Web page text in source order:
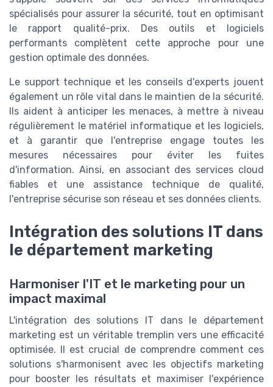
spécialisés pour assurer la sécurité, tout en optimisant
le rapport qualité-prix. Des outils et logiciels
performants complètent cette approche pour une
gestion optimale des données.
Le support technique et les conseils d'experts jouent
également un rôle vital dans le maintien de la sécurité.
Ils aident à anticiper les menaces, à mettre à niveau
régulièrement le matériel informatique et les logiciels,
et à garantir que l'entreprise engage toutes les
mesures nécessaires pour éviter les fuites
d'information. Ainsi, en associant des services cloud
fiables et une assistance technique de qualité,
l'entreprise sécurise son réseau et ses données clients.
Intégration des solutions IT dans
le département marketing
Harmoniser l'IT et le marketing pour un
impact maximal
L'intégration des solutions IT dans le département
marketing est un véritable tremplin vers une efficacité
optimisée. Il est crucial de comprendre comment ces
solutions s'harmonisent avec les objectifs marketing
pour booster les résultats et maximiser l'expérience